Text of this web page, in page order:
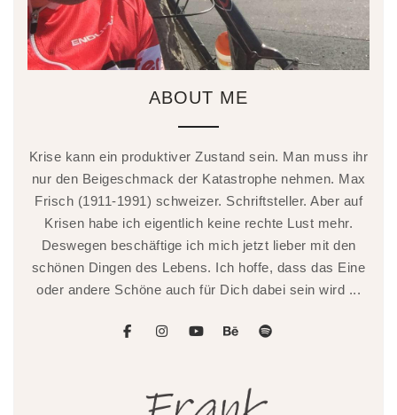
ABOUT ME
Krise kann ein produktiver Zustand sein. Man muss ihr
nur den Beigeschmack der Katastrophe nehmen. Max
Frisch (1911-1991) schweizer. Schriftsteller. Aber auf
Krisen habe ich eigentlich keine rechte Lust mehr.
Deswegen beschäftige ich mich jetzt lieber mit den
schönen Dingen des Lebens. Ich hoffe, dass das Eine
oder andere Schöne auch für Dich dabei sein wird ...